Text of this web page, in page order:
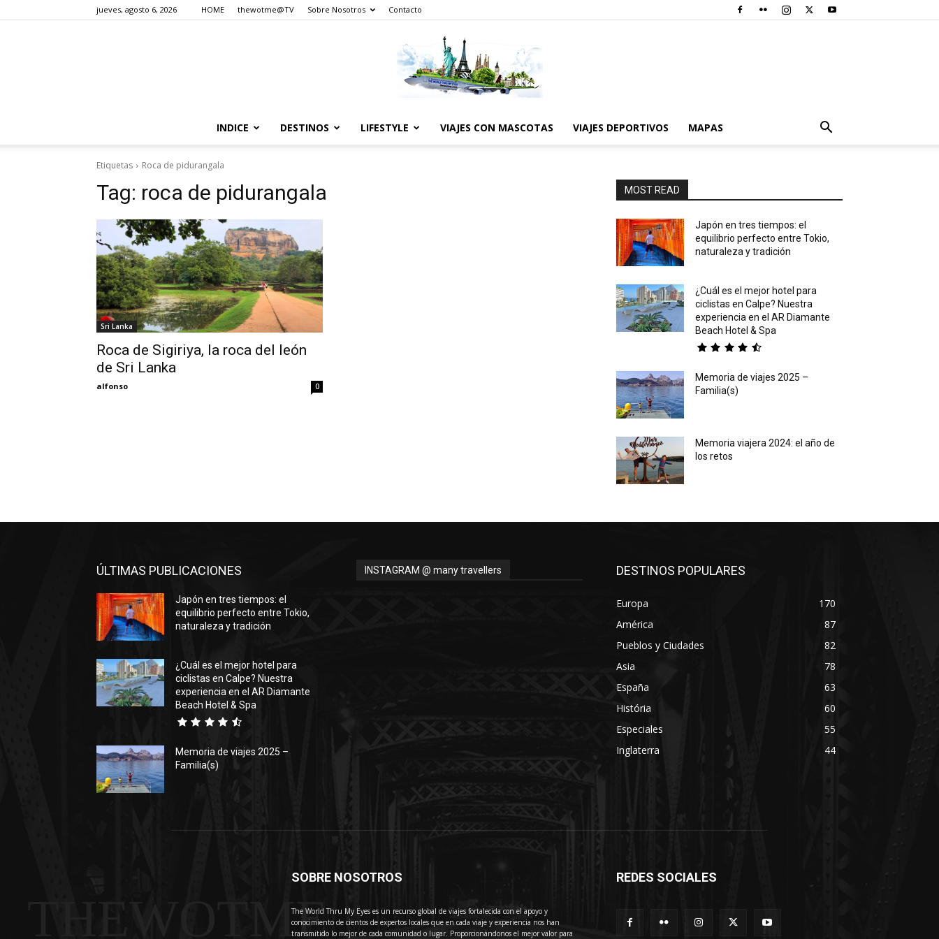
jueves, agosto 6, 2026 HOME thewotme@TV Sobre Nosotros Contacto
INDICE DESTINOS LIFESTYLE VIAJES CON MASCOTAS VIAJES DEPORTIVOS MAPAS
Etiquetas Roca de pidurangala
Tag: roca de pidurangala
Sri Lanka
Roca de Sigiriya, la roca del león
de Sri Lanka
alfonso 0
MOST READ
Japón en tres tiempos: el
equilibrio perfecto entre Tokio,
naturaleza y tradición
¿Cuál es el mejor hotel para
ciclistas en Calpe? Nuestra
experiencia en el AR Diamante
Beach Hotel & Spa
Memoria de viajes 2025 –
Familia(s)
Memoria viajera 2024: el año de
los retos
ÚLTIMAS PUBLICACIONES
Japón en tres tiempos: el
equilibrio perfecto entre Tokio,
naturaleza y tradición
¿Cuál es el mejor hotel para
ciclistas en Calpe? Nuestra
experiencia en el AR Diamante
Beach Hotel & Spa
Memoria de viajes 2025 –
Familia(s)
INSTAGRAM @ many travellers DESTINOS POPULARES
Europa
170
América
87
Pueblos y Ciudades
82
Asia
78
España
63
História
60
Especiales
55
Inglaterra
44
THEWOTME
SOBRE NOSOTROS
The World Thru My Eyes es un recurso global de viajes fortalecida con el apoyo y
conocimiento de cientos de expertos locales que en cada viaje y experiencia nos han
transmitido lo mejor de cada comunidad o lugar. Proporcionándonos el mejor valor para
REDES SOCIALES